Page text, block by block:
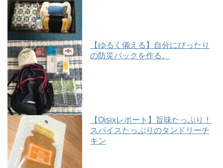
【ゆるく備える】自分にぴったり
の防災バックを作る。
【Oisixレポート】旨味たっぷり！
スパイスたっぷりのタンドリーチ
キン